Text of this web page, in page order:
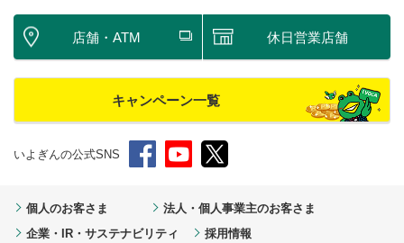
店舗・ATM 休日営業店舗
キャンペーン一覧
いよぎんの公式SNS
個人のお客さま
法人・個人事業主のお客さま
企業・IR・サステナビリティ
採用情報